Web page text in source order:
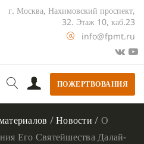
г. Москва, Нахимовский проспект,
32. Этаж 10, каб.23
info@fpmt.ru
ПОЖЕРТВОВАНИЯ
/Новости / О
Его Святейшества Далай-